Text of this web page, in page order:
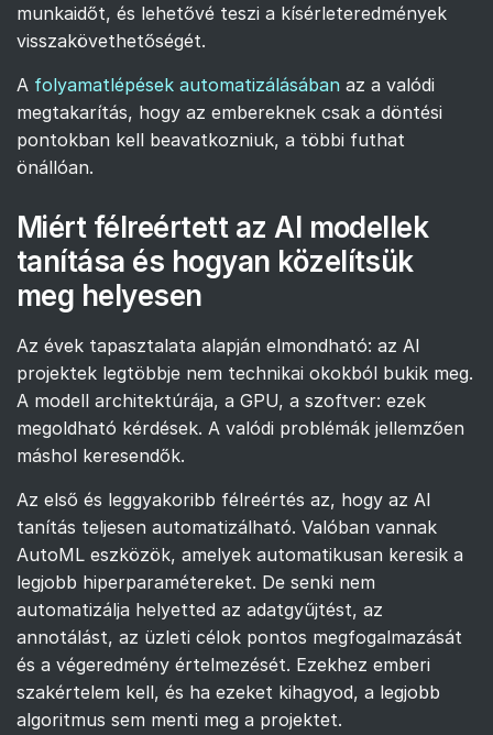
munkaidőt, és lehetővé teszi a kísérleteredmények
visszakövethetőségét.
A folyamatlépések automatizálásában az a valódi
megtakarítás, hogy az embereknek csak a döntési
pontokban kell beavatkozniuk, a többi futhat
önállóan.
Miért félreértett az AI modellek
tanítása és hogyan közelítsük
meg helyesen
Az évek tapasztalata alapján elmondható: az AI
projektek legtöbbje nem technikai okokból bukik meg.
A modell architektúrája, a GPU, a szoftver: ezek
megoldható kérdések. A valódi problémák jellemzően
máshol keresendők.
Az első és leggyakoribb félreértés az, hogy az AI
tanítás teljesen automatizálható. Valóban vannak
AutoML eszközök, amelyek automatikusan keresik a
legjobb hiperparamétereket. De senki nem
automatizálja helyetted az adatgyűjtést, az
annotálást, az üzleti célok pontos megfogalmazását
és a végeredmény értelmezését. Ezekhez emberi
szakértelem kell, és ha ezeket kihagyod, a legjobb
algoritmus sem menti meg a projektet.